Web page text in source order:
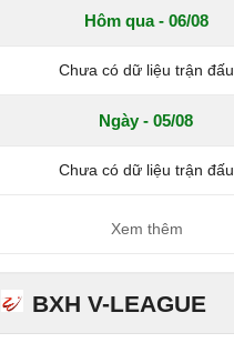
Hôm qua - 06/08
Chưa có dữ liệu trận đấu
Ngày - 05/08
Chưa có dữ liệu trận đấu
Xem thêm
BXH V-LEAGUE